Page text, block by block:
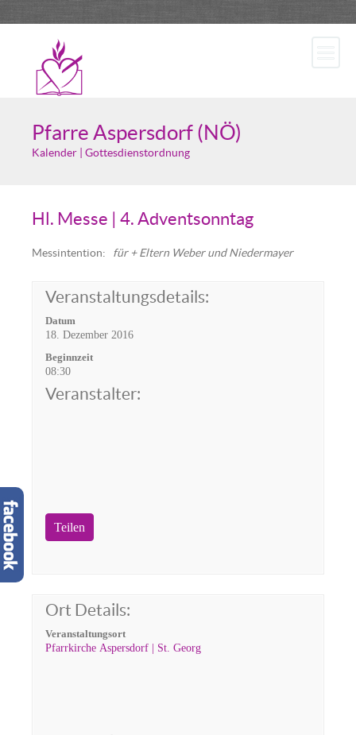
Pfarre Aspersdorf (NÖ)
Kalender | Gottesdienstordnung
Hl. Messe | 4. Adventsonntag
Messintention: für + Eltern Weber und Niedermayer
Veranstaltungsdetails:
Datum
18. Dezember 2016
Beginnzeit
08:30
Veranstalter:
Teilen
Ort Details:
Veranstaltungsort
Pfarrkirche Aspersdorf | St. Georg